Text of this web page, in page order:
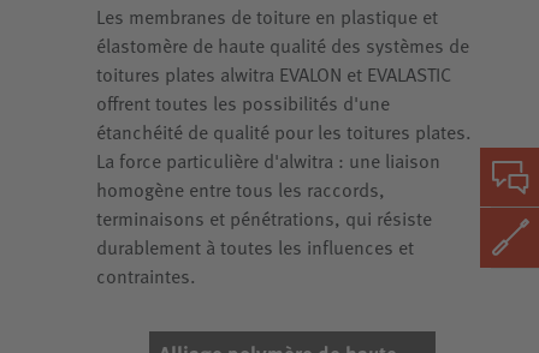
Les membranes de toiture en plastique et
élastomère de haute qualité des systèmes de
toitures plates alwitra EVALON et EVALASTIC
offrent toutes les possibilités d'une
étanchéité de qualité pour les toitures plates.
La force particulière d'alwitra : une liaison
homogène entre tous les raccords,
terminaisons et pénétrations, qui résiste
durablement à toutes les influences et
contraintes.